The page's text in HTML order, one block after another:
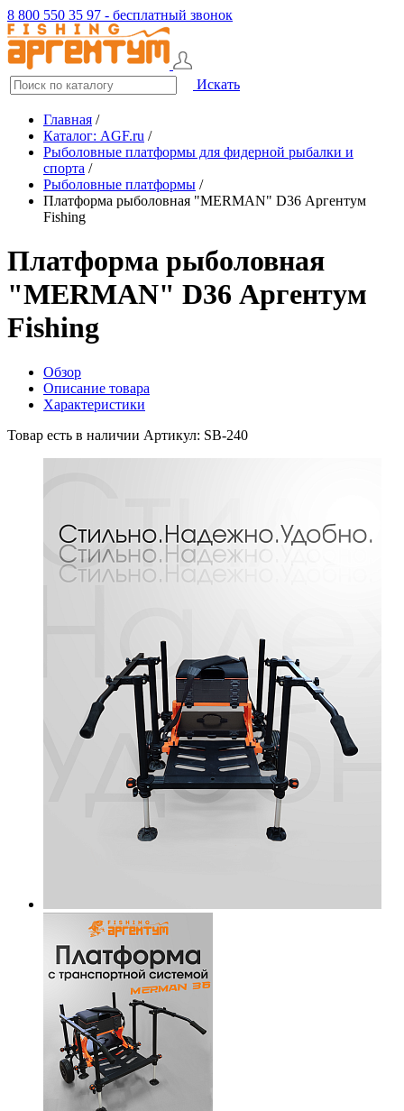
8 800 550 35 97 - бесплатный звонок
Искать
Главная /
Каталог: AGF.ru /
Рыболовные платформы для фидерной рыбалки и
спорта /
Рыболовные платформы /
Платформа рыболовная "MERMAN" D36 Аргентум
Fishing
Платформа рыболовная
"MERMAN" D36 Аргентум
Fishing
Обзор
Описание товара
Характеристики
Товар есть в наличии Артикул: SB-240